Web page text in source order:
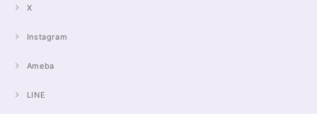
X
Instagram
Ameba
LINE